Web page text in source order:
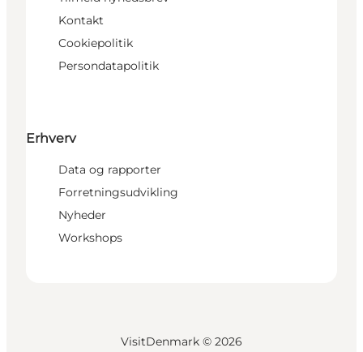
Kontakt
Cookiepolitik
Persondatapolitik
Erhverv
Data og rapporter
Forretningsudvikling
Nyheder
Workshops
VisitDenmark © 2026